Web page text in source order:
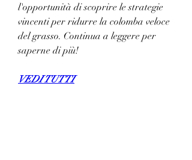
l'opportunità di scoprire le strategie
vincenti per ridurre la colomba veloce
del grasso. Continua a leggere per
saperne di più!
VEDI TUTTI